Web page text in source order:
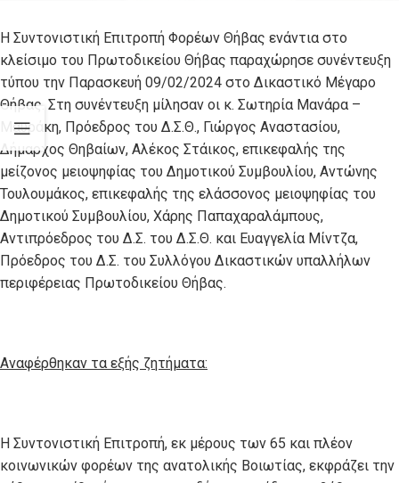
Η Συντονιστική Επιτροπή Φορέων Θήβας ενάντια στο
κλείσιμο του Πρωτοδικείου Θήβας παραχώρησε συνέντευξη
τύπου την Παρασκευή 09/02/2024 στο Δικαστικό Μέγαρο
Θήβας. Στη συνέντευξη μίλησαν οι κ. Σωτηρία Μανάρα –
Μαυράκη, Πρόεδρος του Δ.Σ.Θ., Γιώργος Αναστασίου,
Δήμαρχος Θηβαίων, Αλέκος Στάικος, επικεφαλής της
μείζονος μειοψηφίας του Δημοτικού Συμβουλίου, Αντώνης
Τουλουμάκος, επικεφαλής της ελάσσονος μειοψηφίας του
Δημοτικού Συμβουλίου, Χάρης Παπαχαραλάμπους,
Αντιπρόεδρος του Δ.Σ. του Δ.Σ.Θ. και Ευαγγελία Μίντζα,
Πρόεδρος του Δ.Σ. του Συλλόγου Δικαστικών υπαλλήλων
περιφέρειας Πρωτοδικείου Θήβας.
Αναφέρθηκαν τα εξής ζητήματα:
Η Συντονιστική Επιτροπή, εκ μέρους των 65 και πλέον
κοινωνικών φορέων της ανατολικής Βοιωτίας, εκφράζει την